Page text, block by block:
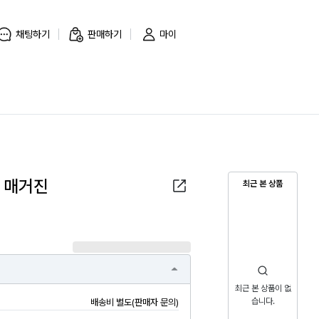
채팅하기 판매하기 마이
최근 본 상품
최근 본 상품이 없
습니다.
거진
배송비 별도(판매자 문의)